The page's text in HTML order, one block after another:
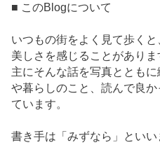
■ このBlogについて
いつもの街をよく見て歩く
美しさを感じることがありま
主にそんな話を写真ととも
や暮らしのこと、読んで良
ています。
書き手は「みずなら」といい